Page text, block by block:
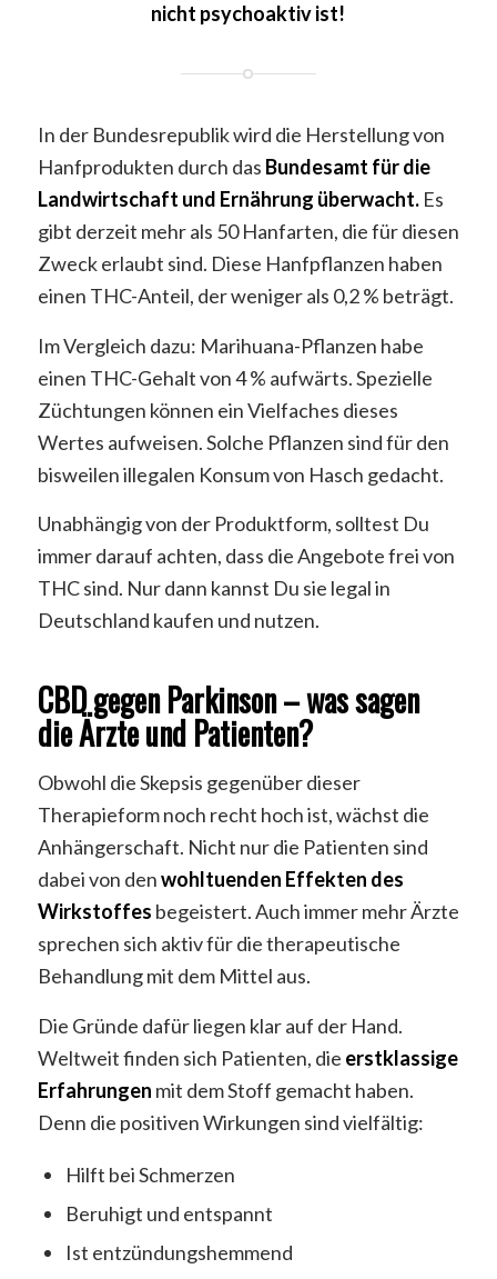
nicht psychoaktiv ist!
In der Bundesrepublik wird die Herstellung von
Hanfprodukten durch das Bundesamt für die
Landwirtschaft und Ernährung überwacht.Es
gibt derzeit mehr als 50 Hanfarten, die für diesen
Zweck erlaubt sind. Diese Hanfpflanzen haben
einen THC-Anteil, der weniger als 0,2 % beträgt.
Im Vergleich dazu: Marihuana-Pflanzen habe
einen THC-Gehalt von 4 % aufwärts. Spezielle
Züchtungen können ein Vielfaches dieses
Wertes aufweisen. Solche Pflanzen sind für den
bisweilen illegalen Konsum von Hasch gedacht.
Unabhängig von der Produktform, solltest Du
immer darauf achten, dass die Angebote frei von
THC sind. Nur dann kannst Du sie legal in
Deutschland kaufen und nutzen.
CBD gegen Parkinson – was sagen
die Ärzte und Patienten?
Obwohl die Skepsis gegenüber dieser
Therapieform noch recht hoch ist, wächst die
Anhängerschaft. Nicht nur die Patienten sind
dabei von denwohltuenden Effekten des
Wirkstoffes begeistert. Auch immer mehr Ärzte
sprechen sich aktiv für die therapeutische
Behandlung mit dem Mittel aus.
Die Gründe dafür liegen klar auf der Hand.
Weltweit finden sich Patienten, die erstklassige
Erfahrungen mit dem Stoff gemacht haben.
Denn die positiven Wirkungen sind vielfältig:
Hilft bei Schmerzen
Beruhigt und entspannt
Ist entzündungshemmend